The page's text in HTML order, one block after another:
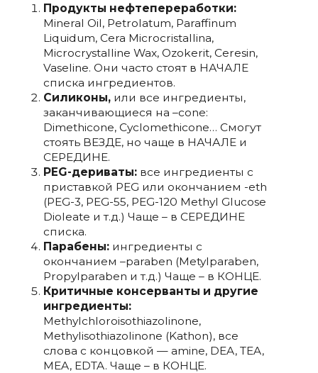
Продукты нефтепереработки:
Mineral Oil, Petrolatum, Paraffinum
Liquidum, Cera Microcristallina,
Microcrystalline Wax, Ozokerit, Ceresin,
Vaseline. Они часто стоят в НАЧАЛЕ
списка ингредиентов.
Силиконы,или все ингредиенты,
заканчивающиеся на –cone:
Dimethicone, Cyclomethicone… Смогут
стоять ВЕЗДЕ, но чаще в НАЧАЛЕ и
СЕРЕДИНЕ.
PEG-дериваты:все ингредиенты с
приставкой PEG или окончанием -eth
(PEG-3, PEG-55, PEG-120 Methyl Glucose
Dioleate и т.д.) Чаще – в СЕРЕДИНЕ
списка.
Парабены:ингредиенты с
окончанием –paraben (Metylparaben,
Propylparaben и т.д.) Чаще – в КОНЦЕ.
Критичные консерванты и другие
ингредиенты:
Methylchloroisothiazolinone,
Methylisothiazolinone (Kathon), все
слова с концовкой — amine, DEA, TEA,
MEA, EDTA. Чаще – в КОНЦЕ.